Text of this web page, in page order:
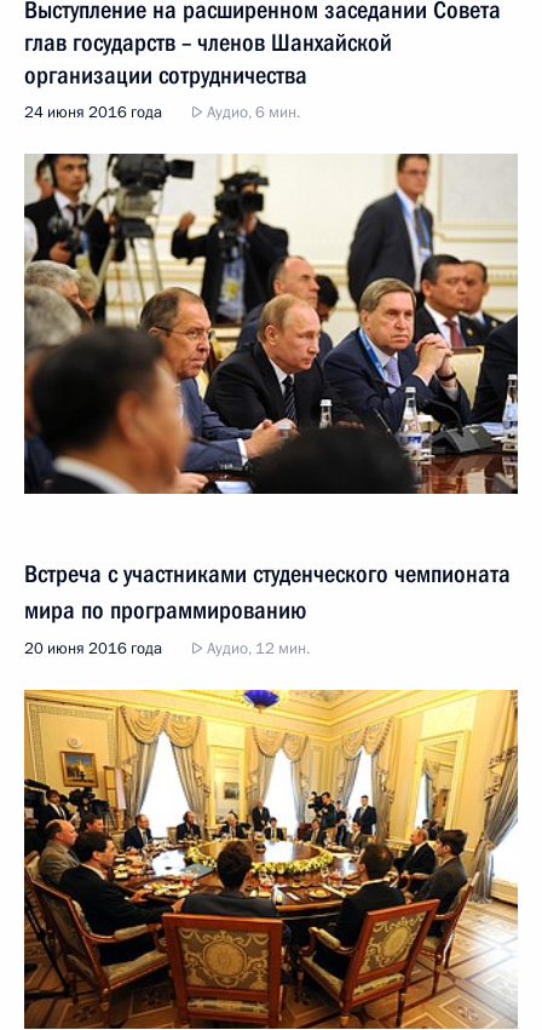
Выступление на расширенном заседании Совета
глав государств – членов Шанхайской
организации сотрудничества
24 июня 2016 года Аудио, 6 мин.
Встреча с участниками студенческого чемпионата
мира по программированию
20 июня 2016 года Аудио, 12 мин.